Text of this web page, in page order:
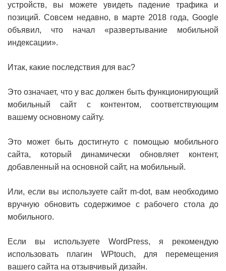
устройств, вы можете увидеть падение трафика и
позиций. Совсем недавно, в марте 2018 года, Google
объявил, что начал «развертывание мобильной
индексации».
Итак, какие последствия для вас?
Это означает, что у вас должен быть функционирующий
мобильный сайт с контентом, соответствующим
вашему основному сайту.
Это может быть достигнуто с помощью мобильного
сайта, который динамически обновляет контент,
добавленный на основной сайт, на мобильный.
Или, если вы используете сайт m-dot, вам необходимо
вручную обновить содержимое с рабочего стола до
мобильного.
Если вы используете WordPress, я рекомендую
использовать плагин WPtouch, для перемещения
вашего сайта на отзывчивый дизайн.